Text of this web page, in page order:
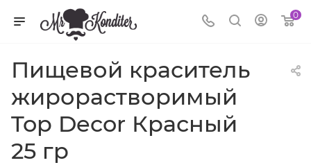
0
Пищевой краситель
жирорастворимый
Top Decor Красный
25 гр